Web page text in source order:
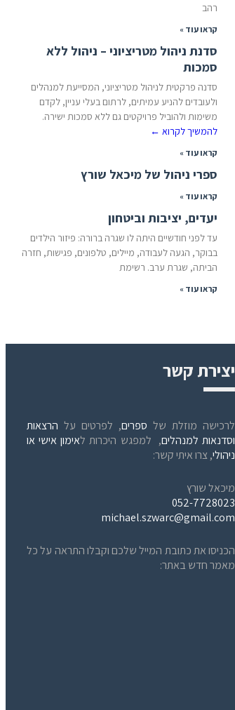
רהב
קראו עוד »
סדנת ניהול מטריציוני – ניהול ללא
סמכות
סדנה פרקטית לניהול מטריציוני, המסייעת למנהלים
ולעובדים להניע עמיתים, לרתום בעלי עניין, לקדם
משימות ולהוביל פרויקטים גם ללא סמכות ישירה.
להמשיך לקרוא ←
קראו עוד »
ספרי ניהול של מיכאל שורץ
קראו עוד »
יעדים, יציבות וביטחון
עד לפני חודשיים היתה לו שגרה ברורה: פיזור הילדים
בבוקר, הגעה לעבודה, מיילים, טלפונים, פגישות, חזרה
הביתה, שגרת ערב. רשימת
קראו עוד »
יצירת קשר
לרכישה מוזלת של ספרים, לפרטים על הרצאות
וסדנאות למנהלים, למפגש היכרות לאימון אישי או
ניהולי, צרו איתי קשר:
מיכאל שורץ
052-7728023
michael.szwarc@gmail.com
הכניסו את כתובת המייל שלכם וקבלו התראה על כל
מאמר חדש באתר: